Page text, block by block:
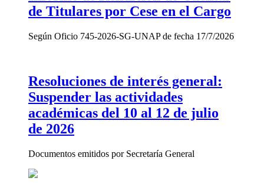
de Titulares por Cese en el Cargo
Según Oficio 745-2026-SG-UNAP de fecha 17/7/2026
Resoluciones de interés general:
Suspender las actividades
académicas del 10 al 12 de julio
de 2026
Documentos emitidos por Secretaría General